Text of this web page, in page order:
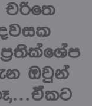
චරිතෙ
ඔවුන්